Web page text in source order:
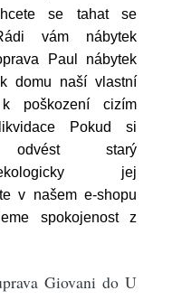
se tahat se
vám nábytek
Paul nábytek
domu naší vlastní
poškození cizím
Pokud si
odvést starý
jej
v našem e-shopu
spokojenost z
Giovani do U